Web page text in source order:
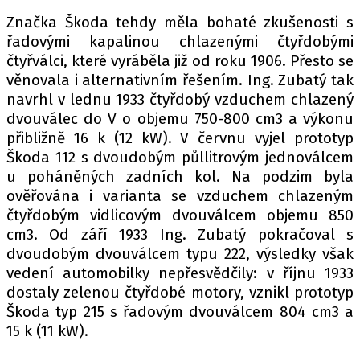
Značka Škoda tehdy měla bohaté zkušenosti s
řadovými kapalinou chlazenými čtyřdobými
čtyřválci, které vyráběla již od roku 1906. Přesto se
věnovala i alternativním řešením. Ing. Zubatý tak
navrhl v lednu 1933 čtyřdobý vzduchem chlazený
dvouválec do V o objemu 750-800 cm3 a výkonu
přibližně 16 k (12 kW). V červnu vyjel prototyp
Škoda 112 s dvoudobým půllitrovým jednoválcem
u poháněných zadních kol. Na podzim byla
ověřována i varianta se vzduchem chlazeným
čtyřdobým vidlicovým dvouválcem objemu 850
cm3. Od září 1933 Ing. Zubatý pokračoval s
dvoudobým dvouválcem typu 222, výsledky však
vedení automobilky nepřesvědčily: v říjnu 1933
dostaly zelenou čtyřdobé motory, vznikl prototyp
Škoda typ 215 s řadovým dvouválcem 804 cm3 a
15 k (11 kW).